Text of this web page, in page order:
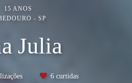
15 ANOS
- SP
Julia
6 curtidas